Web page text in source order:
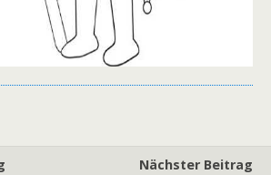
Nächster Beitrag